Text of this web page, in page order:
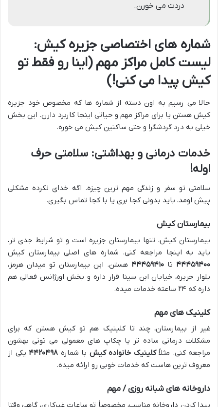
دردت می خورن.
شماره های اختصاصی جزیره کیش:
لیست کامل مراکز مهم (اینا رو فقط تو
کیش پیدا می کنی!)
حالا می رسیم به اون دسته از شماره ها که مخصوص خود جزیره
کیش هستن یا برای مراکز مهم و حیاتی اینجا کاربرد دارن. این بخش
خیلی به درد گردشگرا و حتی ساکنین کیش می خوره.
خدمات درمانی و بهداشتی: سلامتی حرف
اوله!
سلامتی تو سفر و زندگی مهم ترین چیزه. اگه خدای نکرده مشکلی
پیش اومد، باید بدونی کجا بری یا با کجا تماس بگیری.
بیمارستان کیش
بیمارستان کیش، تنها بیمارستان جزیره است و تو شرایط جدی تر،
باید به اینجا مراجعه کنی. شماره های اصلی بیمارستان کیش
۴۴۴۵۹۴۰۰ تا ۴۴۴۵۹۴۱۰ هستن. این بیمارستان تو میدان هرمز،
بلوار حریره، خیابان ابن سینا قرار داره و بخش اورژانس فعالی هم
داره که ۲۴ ساعته خدمات میده.
کلینیک های مهم
غیر از بیمارستان، چند تا کلینیک هم تو کیش هستن که برای
مشکلات درمانی ساده تر یا چکاپ های معمولی می تونی بهشون
مراجعه کنی. مثلاًکلینیک خانواده کیش با شماره ۴۴۲۰۴۹۸ یکی از
معروف ترین هاست که خدمات خوبی رو ارائه میده.
داروخانه های شبانه روزی / مهم
پیدا کردن داروخانه مناسب، مخصوصاً تو ساعات غیرکاری، گاهی وقتا